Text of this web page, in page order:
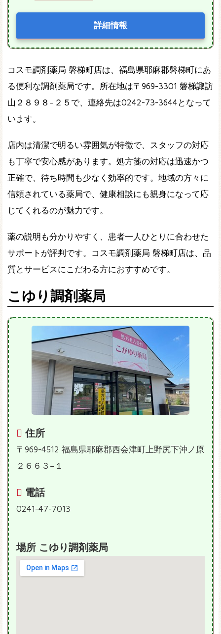
詳細情報
コスモ調剤薬局 磐梯町店は、福島県耶麻郡磐梯町にあ
る便利な調剤薬局です。所在地は〒969-3301 磐梯諏訪
山２８９８−２５で、連絡先は0242-73-3644となって
います。
店内は清潔で明るい雰囲気が特徴で、スタッフの対応
も丁寧で安心感があります。処方箋の対応は迅速かつ
正確で、待ち時間も少なく効率的です。地域の方々に
信頼されている薬局で、健康相談にも親身になって応
じてくれるのが魅力です。
薬の説明も分かりやすく、患者一人ひとりに合わせた
サポートが評判です。コスモ調剤薬局 磐梯町店は、品
質とサービスにこだわる方におすすめです。
こゆり調剤薬局
住所
〒969-4512 福島県耶麻郡西会津町上野尻下沖ノ原
２６６３−１
電話
0241-47-7013
場所 こゆり調剤薬局